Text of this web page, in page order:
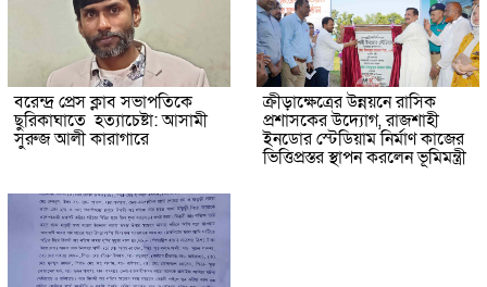
বরেন্দ্র প্রেস ক্লাব সভাপতিকে
ছুরিকাঘাতে হত্যাচেষ্টা: আসামী
সুরুজ আলী কারাগারে
ক্রীড়াক্ষেত্রের উন্নয়নে রাসিক
প্রশাসকের উদ্যোগ, রাজশাহী
ইনডোর স্টেডিয়াম নির্মাণ কাজের
ভিত্তিপ্রস্তর স্থাপন করলেন ভূমিমন্ত্রী